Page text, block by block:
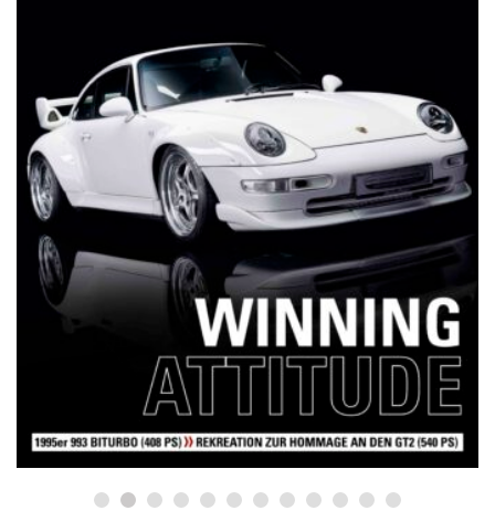
NETZWERKEINS GO! // ONLINE-STORE BY WERK1
12 Jahre werk1® sports | cars |
culture: Bestellen Sie jetzt die
neue Sommerausgabe 01 | 2025
(erscheint am 1. Juli 2025) online
auf netzwerkeins | GO!
23. Juni 2025